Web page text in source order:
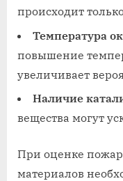
происходит
Температура
повышение
увеличивает
Наличие
вещества могут
При оценке
материалов